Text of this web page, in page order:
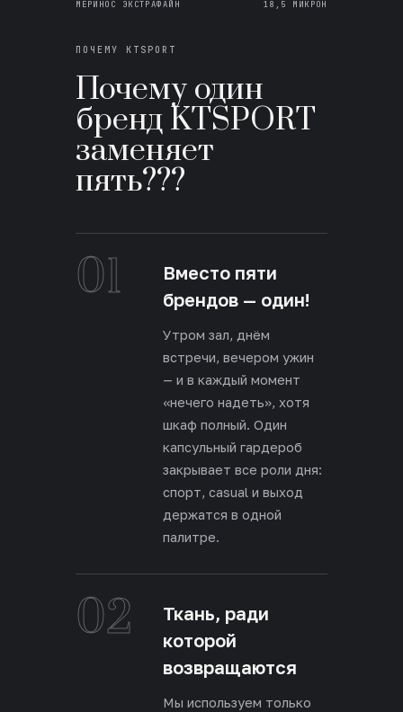
МЕРИНОС ЭКСТРАФАЙН 18,5 МИКРОН
ПОЧЕМУ KTSPORT
Почему один
бренд KTSPORT
заменяет
пять???
01
Вместо пяти
брендов — один!
Утром зал, днём
встречи, вечером ужин
— и в каждый момент
«нечего надеть», хотя
шкаф полный. Один
капсульный гардероб
закрывает все роли дня:
спорт, casual и выход
держатся в одной
палитре.
02
Ткань, ради
которой
возвращаются
Мы используем только